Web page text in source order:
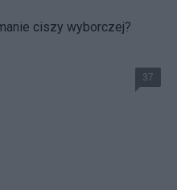
ciszy wyborczej?
37